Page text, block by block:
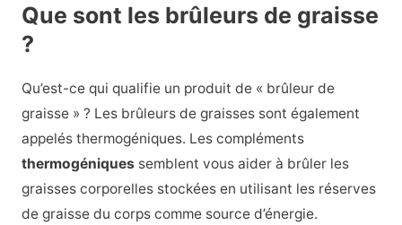
Que sont les brûleurs de graisse
?
Qu’est-ce qui qualifie un produit de « brûleur de
graisse » ? Les brûleurs de graisses sont également
appelés thermogéniques. Les compléments
thermogéniques semblent vous aider à brûler les
graisses corporelles stockées en utilisant les réserves
de graisse du corps comme source d’énergie.